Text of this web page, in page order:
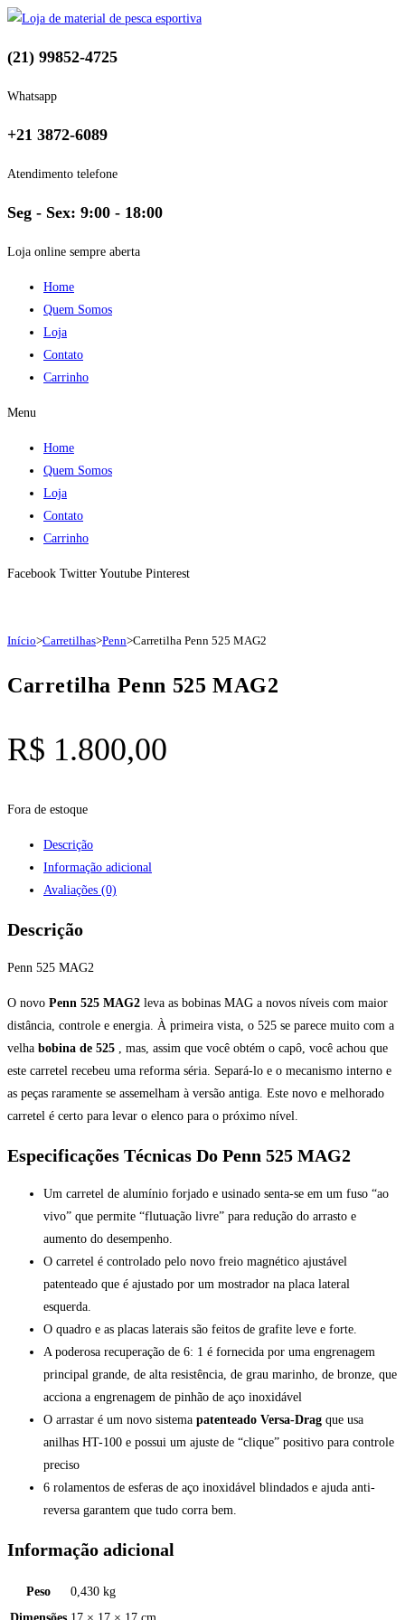
(21) 99852-4725
Whatsapp
+21 3872-6089
Atendimento telefone
Seg - Sex: 9:00 - 18:00
Loja online sempre aberta
Home
Quem Somos
Loja
Contato
Carrinho
Menu
Home
Quem Somos
Loja
Contato
Carrinho
Facebook Twitter Youtube Pinterest
Início>Carretilhas>Penn>Carretilha Penn 525 MAG2
Carretilha Penn 525 MAG2
R$ 1.800,00
Fora de estoque
Descrição
Informação adicional
Avaliações (0)
Descrição
Penn 525 MAG2
O novo Penn 525 MAG2 leva as bobinas MAG a novos níveis com maior
distância, controle e energia. À primeira vista, o 525 se parece muito com a
velha bobina de 525 , mas, assim que você obtém o capô, você achou que
este carretel recebeu uma reforma séria. Separá-lo e o mecanismo interno e
as peças raramente se assemelham à versão antiga. Este novo e melhorado
carretel é certo para levar o elenco para o próximo nível.
Especificações Técnicas Do Penn 525 MAG2
Um carretel de alumínio forjado e usinado senta-se em um fuso “ao
vivo” que permite “flutuação livre” para redução do arrasto e
aumento do desempenho.
O carretel é controlado pelo novo freio magnético ajustável
patenteado que é ajustado por um mostrador na placa lateral
esquerda.
O quadro e as placas laterais são feitos de grafite leve e forte.
A poderosa recuperação de 6: 1 é fornecida por uma engrenagem
principal grande, de alta resistência, de grau marinho, de bronze, que
acciona a engrenagem de pinhão de aço inoxidável
O arrastar é um novo sistema patenteado Versa-Drag que usa
anilhas HT-100 e possui um ajuste de “clique” positivo para controle
preciso
6 rolamentos de esferas de aço inoxidável blindados e ajuda anti-
reversa garantem que tudo corra bem.
Informação adicional
Peso
0,430 kg